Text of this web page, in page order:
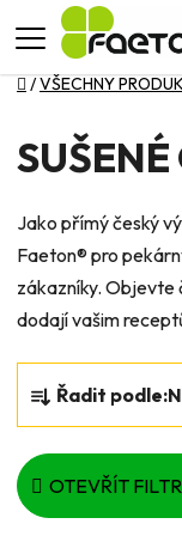
Domů
/VŠECHNY
Jako přímý český
Faeton® pro
zákazníky. Objevte
dodají vašim
Ř
a
z
e
Řadit podle:
OTEVŘÍT FILTR